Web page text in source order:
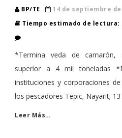
BP/TE
14 de septiembre de
Tiempo estimado de lectura:
*Termina veda de camarón,
superior a 4 mil toneladas
instituciones y corporaciones
los pescadores Tepic, Nayarit; 13
Leer Más…